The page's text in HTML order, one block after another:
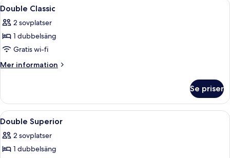
Öppna
alla
foton
för
Double
Classic
3
Double Classic
2 sovplatser
1 dubbelsäng
Gratis wi-fi
Mer information
Mer
Classic
Se priser
Öppna
alla
foton
för
Ett hotellrum med en dubbelsäng,
9
Double Superior
2 sovplatser
1 dubbelsäng